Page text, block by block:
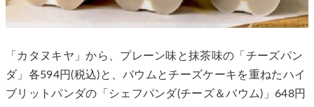
「カタヌキヤ」から、プレーン味と抹茶味の「チーズパン
ダ」各594円(税込)と、バウムとチーズケーキを重ねたハイ
ブリットパンダの「シェフパンダ(チーズ＆バウム)」648円